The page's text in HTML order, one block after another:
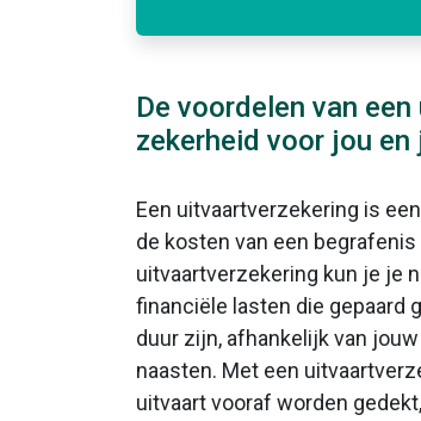
De voordelen van
zekerheid voor jou en
Een uitvaartverzekering is
de kosten van een
uitvaartverzekering kun je je
financiële lasten die gepaard
duur zijn, afhankelijk van
naasten. Met een
uitvaart vooraf worden